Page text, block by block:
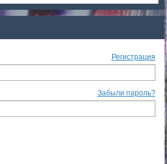
Регистрация
Забыли пароль?